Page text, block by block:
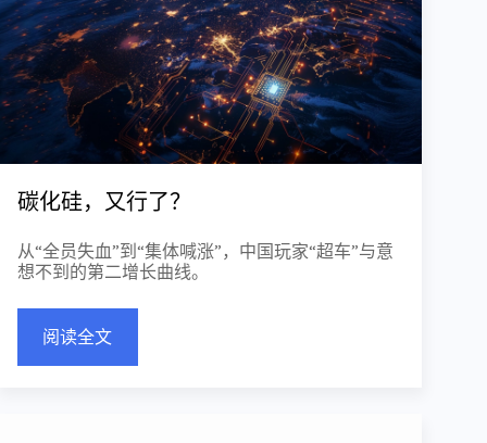
碳化硅，又行了？
从“全员失血”到“集体喊涨”，中国玩家“超车”与意
想不到的第二增长曲线。
阅读全文